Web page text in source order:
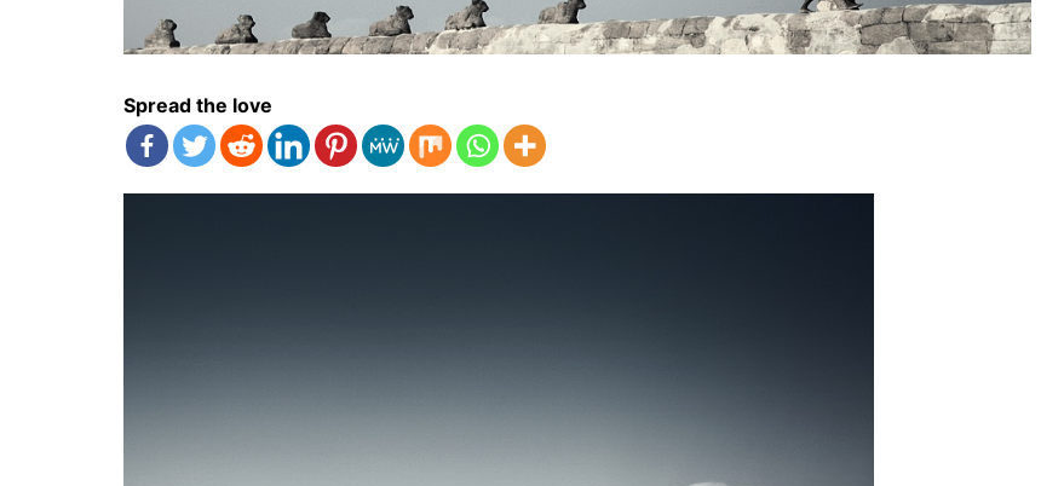
Spread the love